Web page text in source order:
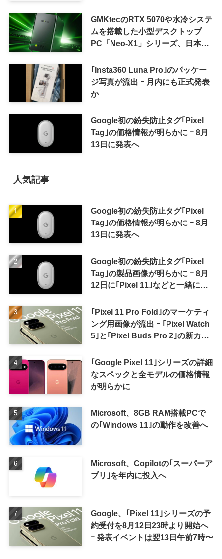
GMKtecのRTX 5070や水冷システ
ムを搭載した小型デスクトップ
PC「Neo-X1」シリーズ、日本で
｢Insta360 Luna Pro｣のパッケー
ジ写真が流出 ｰ 月内にも正式発表
か
Google初の紛失防止タグ｢Pixel
Tag｣の価格情報が明らかに ｰ 8月
13日に発表へ
人気記事
Google初の紛失防止タグ｢Pixel
Tag｣の価格情報が明らかに ｰ 8月
13日に発表へ
Google初の紛失防止タグ｢Pixel
Tag｣の製品画像が明らかに ｰ 8月
12日に｢Pixel 11｣などと一緒に発
｢Pixel 11 Pro Fold｣のマーケティ
ング用画像が流出 ｰ ｢Pixel Watch
5｣と｢Pixel Buds Pro 2｣の新カラ
｢Google Pixel 11｣シリーズの詳細
なスペックと全モデルの価格情報
が明らかに
Microsoft、8GB RAM搭載PCで
の｢Windows 11｣の動作を改善へ
Microsoft、Copilotの｢スーパーア
プリ｣を年内に投入へ
Google、｢Pixel 11｣シリーズの予
約受付を8月12日23時より開始へ
ｰ 発表イベントは翌13日午前7時〜